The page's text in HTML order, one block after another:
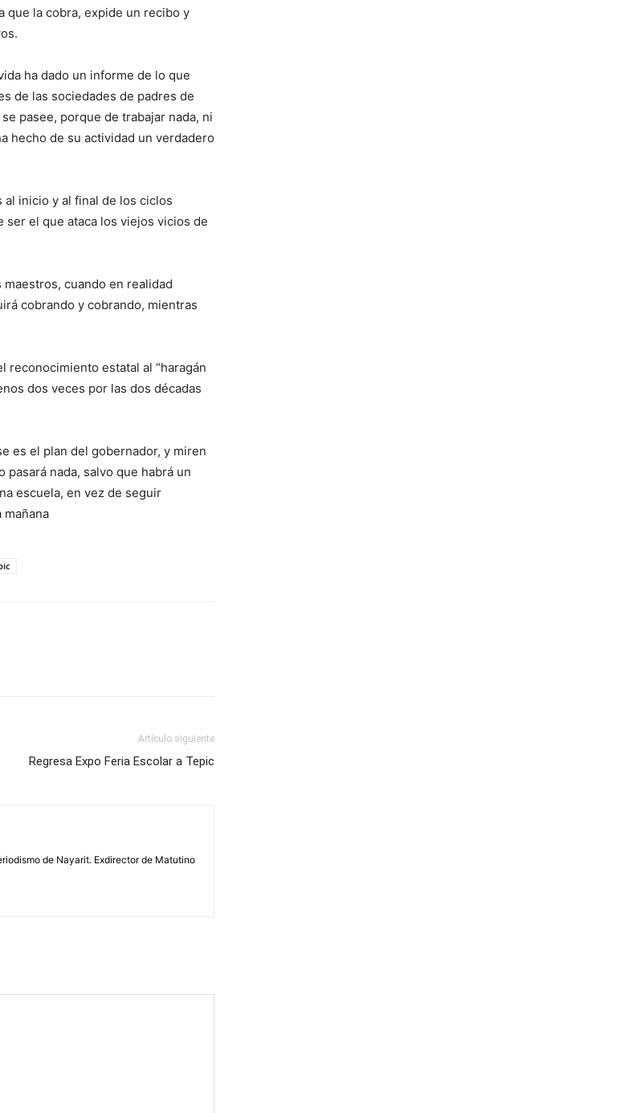
que la cobra, expide un recibo y
ha dado un informe de lo que
de las sociedades de padres de
pasee, porque de trabajar nada, ni
hecho de su actividad un verdadero
inicio y al final de los ciclos
ser el que ataca los viejos vicios de
cuando en realidad
cobrando y cobrando, mientras
reconocimiento estatal al “haragán
dos veces por las dos décadas
es el plan del gobernador, y miren
nada, salvo que habrá un
escuela, en vez de seguir
mañana
Artículo siguiente
Regresa Expo Feria Escolar a Tepic
de Nayarit. Exdirector de Matutino